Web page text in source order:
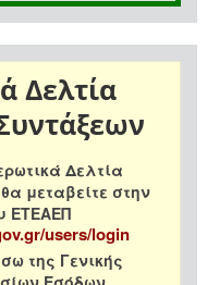
Δελτία
Δελτία
μεταβείτε στην
ΕΤΕΑΕΠ
users/login
της Γενικής